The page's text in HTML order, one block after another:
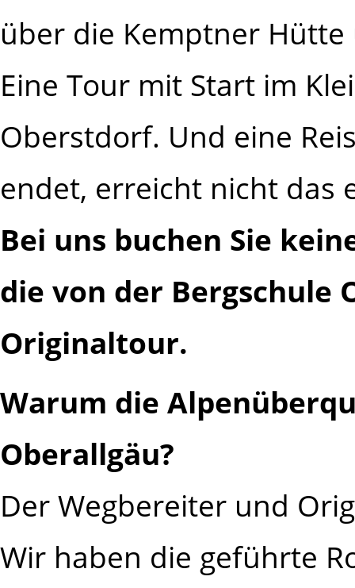
über die Kemptner
Eine Tour mit Start im
Oberstdorf. Und eine
endet, erreicht nicht das
Bei uns buchen Sie
die von der Bergschule
Originaltour.
Warum die
Oberallgäu?
Der Wegbereiter und
Wir haben die geführte